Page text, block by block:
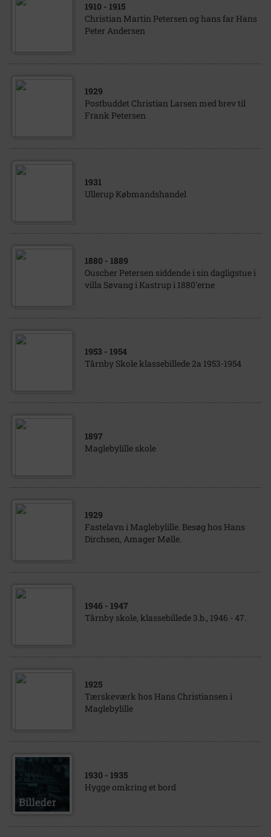
1910 - 1915
Christian Martin Petersen og hans far Hans
Peter Andersen
1929
Postbuddet Christian Larsen med brev til
Frank Petersen
1931
Ullerup Købmandshandel
1880 - 1889
Ouscher Petersen siddende i sin dagligstue i
villa Søvang i Kastrup i 1880'erne
1953 - 1954
Tårnby Skole klassebillede 2a 1953-1954
1897
Maglebylille skole
1929
Fastelavn i Maglebylille. Besøg hos Hans
Dirchsen, Amager Mølle.
1946 - 1947
Tårnby skole, klassebillede 3.b., 1946 - 47.
1925
Tærskeværk hos Hans Christiansen i
Maglebylille
1930 - 1935
Hygge omkring et bord